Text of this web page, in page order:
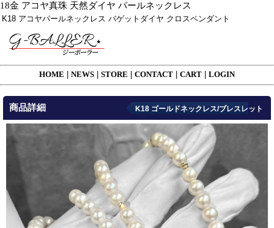
18金 アコヤ真珠 天然ダイヤ パールネックレス
K18 アコヤパールネックレス バゲットダイヤ クロスペンダント
HOME NEWS STORE CONTACT CART LOGIN
商品詳細 K18 ゴールドネックレス/ブレスレット